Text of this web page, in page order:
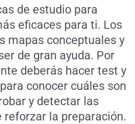
de estudio para
eficaces para ti. Los
mapas conceptuales y
de gran ayuda. Por
deberás hacer test y
conocer cuáles son
y detectar las
reforzar la preparación.